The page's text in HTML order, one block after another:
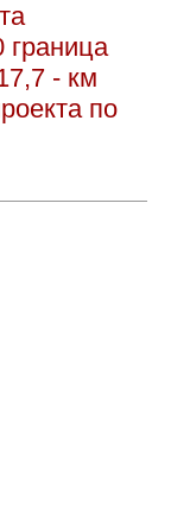
граница
- км
по